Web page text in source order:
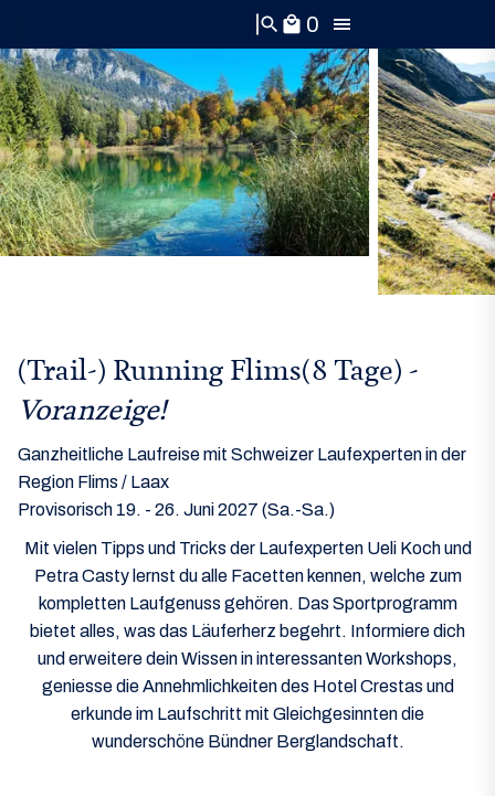
search local_mall 0
Mit vielen Tipps und Tricks der Laufexperten Ueli Koch und
Petra Casty lernst du alle Facetten kennen, welche zum
kompletten Laufgenuss gehören. Das Sportprogramm
bietet alles, was das Läuferherz begehrt. Informiere dich
und erweitere dein Wissen in interessanten Workshops,
geniesse die Annehmlichkeiten des Hotel Crestas und
erkunde im Laufschritt mit Gleichgesinnten die
wunderschöne Bündner Berglandschaft.
(Trail-) Running Flims(8 Tage) -
Voranzeige!
Ganzheitliche Laufreise mit Schweizer Laufexperten in der
Region Flims / Laax
Provisorisch 19. - 26. Juni 2027 (Sa.-Sa.)